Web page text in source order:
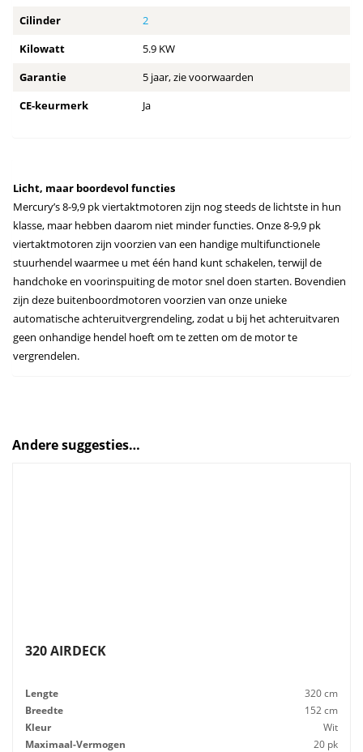
Cilinder
2
Kilowatt
5.9 KW
Garantie
5 jaar, zie voorwaarden
CE-keurmerk
Ja
Licht, maar boordevol functies
Mercury’s 8-9,9 pk viertaktmotoren zijn nog steeds de lichtste in hun
klasse, maar hebben daarom niet minder functies. Onze 8-9,9 pk
viertaktmotoren zijn voorzien van een handige multifunctionele
stuurhendel waarmee u met één hand kunt schakelen, terwijl de
handchoke en voorinspuiting de motor snel doen starten. Bovendien
zijn deze buitenboordmotoren voorzien van onze unieke
automatische achteruitvergrendeling, zodat u bij het achteruitvaren
geen onhandige hendel hoeft om te zetten om de motor te
vergrendelen.
Andere suggesties…
320 AIRDECK
Lengte
320 cm
Breedte
152 cm
Kleur
Wit
Maximaal-Vermogen
20 pk